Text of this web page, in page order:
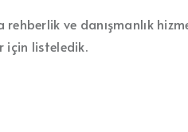
ve danışmanlık
için listeledik.